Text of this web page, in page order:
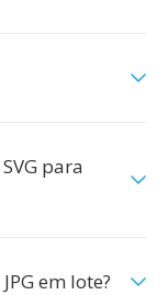
para
em lote?